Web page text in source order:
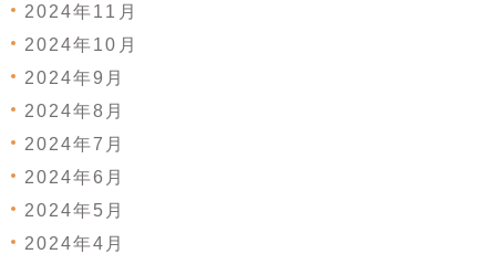
2024年11月
2024年10月
2024年9月
2024年8月
2024年7月
2024年6月
2024年5月
2024年4月